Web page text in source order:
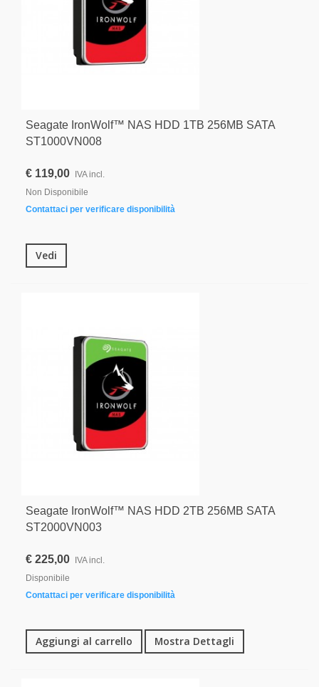
Seagate IronWolf™ NAS HDD 1TB 256MB SATA
ST1000VN008
€ 119,00 IVA incl.
Non Disponibile
Contattaci per verificare disponibilità
Vedi
Seagate IronWolf™ NAS HDD 2TB 256MB SATA
ST2000VN003
€ 225,00
IVA incl.
Disponibile
Contattaci per verificare disponibilità
Aggiungi al carrello Mostra Dettagli